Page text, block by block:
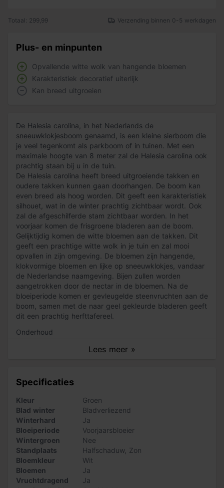
Totaal: 299,99 Verzending binnen 0-5 werkdagen
Plus- en minpunten
Opvallende witte wolk van hangende bloemen
Karakteristiek decoratief uiterlijk
Kan breed uitgroeien
De Halesia carolina, in het Nederlands de
sneeuwklokjesboom genaamd, is een kleine sierboom die
je veel tegenkomt als parkboom of in tuinen. Met een
maximale hoogte van 8 meter zal de Halesia carolina ook
prachtig staan bij u in de tuin.
De Halesia carolina heeft breed uitgroeiende takken en
oudere takken kunnen gaan doorhangen. De boom kan
even breed als hoog worden. Dit geeft een karakteristiek
silhouet, wat in de winter prachtig zichtbaar wordt. Ook
zal de afgeschilferde stam zichtbaar worden. In het
voorjaar komen de frisgroene bladeren aan de boom.
Gelijktijdig komen de witte bloemen aan de takken. Dit
geeft een prachtige witte wolk in je tuin en zal mooi
opvallen in zijn omgeving. De bloemen zijn hangende,
klokvormige bloemen en lijke op sneeuwklokjes, vandaar
de Nederlandse naamgeving. Bijen zullen worden
aangetrokken door de nectar in de bloemen. Na de
bloeiperiode komen er gevleugelde steenvruchten aan de
boom, samen met de naar geel gekleurde bladeren geeft
dit een prachtig herfttafereel.
Lees meer »
Onderhoud
de boom om hem in zijn vorm te behouden. Deze boom
op een zonnige plek.
LET OP: De levering van de bomen kan maximaal een
week duren. De bomen worden speciaal voor jou uit de
grond gehaald bij de kweker en in pot gekweekt. Zodra
de bomen klaarstaan zullen we contact met je opnemen
voor een afleverafspraak.
Kenmerken
Stamhoogte: tussen 180 en 200cm
Maximale hoogte: 8m
Specificaties
Kleur
Groen
Blad winter
Bladverliezend
Winterhard
Ja
Bloeiperiode
Voorjaarsbloeier
Wintergroen
Nee
Standplaats
Halfschaduw Zon
Bloemkleur
Wit
Bloemen
Ja
Vruchtdragend
Ja